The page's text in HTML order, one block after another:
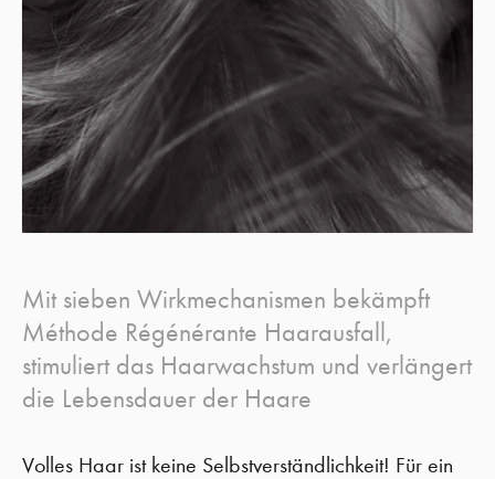
Mit sieben Wirkmechanismen bekämpft
Méthode Régénérante Haarausfall,
stimuliert das Haarwachstum und verlängert
die Lebensdauer der Haare
Volles Haar ist keine Selbstverständlichkeit! Für ein